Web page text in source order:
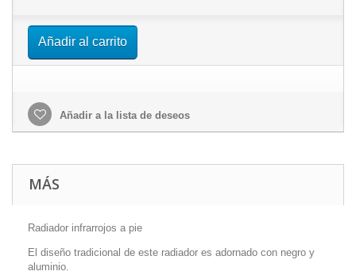
Añadir al carrito
Añadir a la lista de deseos
MÁS
Radiador infrarrojos a pie
El diseño tradicional de este radiador es adornado con negro y
aluminio.